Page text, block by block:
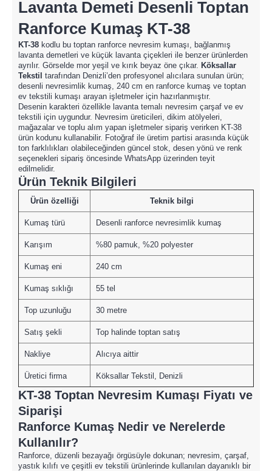
Lavanta Demeti Desenli Toptan
Ranforce Kumaş KT-38
KT-38 kodlu bu toptan ranforce nevresim kumaşı, bağlanmış
lavanta demetleri ve küçük lavanta çiçekleri ile benzer ürünlerden
ayrılır. Görselde mor yeşil ve kırık beyaz öne çıkar. Köksallar
Tekstil tarafından Denizli’den profesyonel alıcılara sunulan ürün;
desenli nevresimlik kumaş, 240 cm en ranforce kumaş ve toptan
ev tekstili kumaşı arayan işletmeler için hazırlanmıştır.
Desenin karakteri özellikle lavanta temalı nevresim çarşaf ve ev
tekstili için uygundur. Nevresim üreticileri, dikim atölyeleri,
mağazalar ve toplu alım yapan işletmeler sipariş verirken KT-38
ürün kodunu kullanabilir. Fotoğraf ile üretim partisi arasında küçük
ton farklılıkları olabileceğinden güncel stok, desen yönü ve renk
seçenekleri sipariş öncesinde WhatsApp üzerinden teyit
edilmelidir.
Ürün Teknik Bilgileri
Ürün özelliği Teknik bilgi
Kumaş türü Desenli ranforce nevresimlik kumaş
Karışım %80 pamuk, %20 polyester
Kumaş eni 240 cm
Kumaş sıklığı 55 tel
Top uzunluğu 30 metre
Satış şekli Top halinde toptan satış
Nakliye Alıcıya aittir
Üretici firma Köksallar Tekstil, Denizli
KT-38 Toptan Nevresim Kumaşı Fiyatı ve
Siparişi
Ranforce Kumaş Nedir ve Nerelerde
Kullanılır?
Ranforce, düzenli bezayağı örgüsüyle dokunan; nevresim, çarşaf,
yastık kılıfı ve çeşitli ev tekstili ürünlerinde kullanılan dayanıklı bir